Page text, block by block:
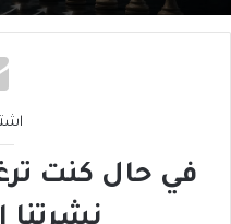
في حال كنت